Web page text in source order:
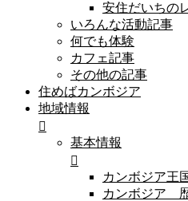
安住だいちの
いろんな活動記事
何でも体験
カフェ記事
その他の記事
住めばカンボジア
地域情報
基本情報
カンボジア
カンボジア